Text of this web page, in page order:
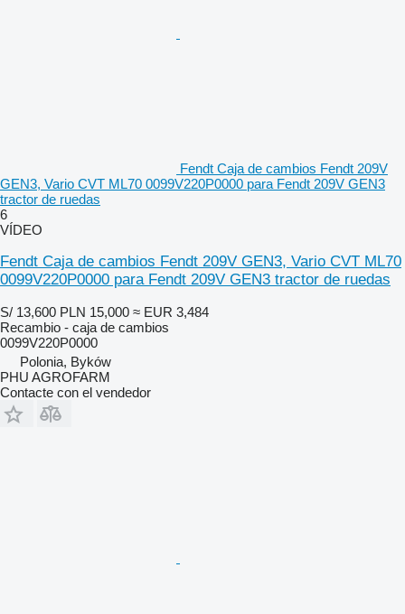
Fendt Caja de cambios Fendt 209V
GEN3, Vario CVT ML70 0099V220P0000 para Fendt 209V GEN3
tractor de ruedas
6
VÍDEO
Fendt Caja de cambios Fendt 209V GEN3, Vario CVT ML70
0099V220P0000 para Fendt 209V GEN3 tractor de ruedas
S/ 13,600 PLN 15,000 ≈ EUR 3,484
Recambio - caja de cambios
0099V220P0000
Polonia, Byków
PHU AGROFARM
Contacte con el vendedor